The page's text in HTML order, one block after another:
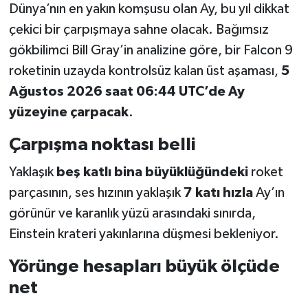
Dünya’nın en yakın komşusu olan Ay, bu yıl dikkat
çekici bir çarpışmaya sahne olacak. Bağımsız
gökbilimci Bill Gray’in analizine göre, bir Falcon 9
roketinin uzayda kontrolsüz kalan üst aşaması, 5
Ağustos 2026 saat 06:44 UTC’de Ay
yüzeyine çarpacak.
Çarpışma noktası belli
Yaklaşık beş katlı bina büyüklüğündekiroket
parçasının, ses hızının yaklaşık 7 katı hızlaAy’ın
görünür ve karanlık yüzü arasındaki sınırda,
Einstein krateri yakınlarına düşmesi bekleniyor.
Yörünge hesapları büyük ölçüde
net